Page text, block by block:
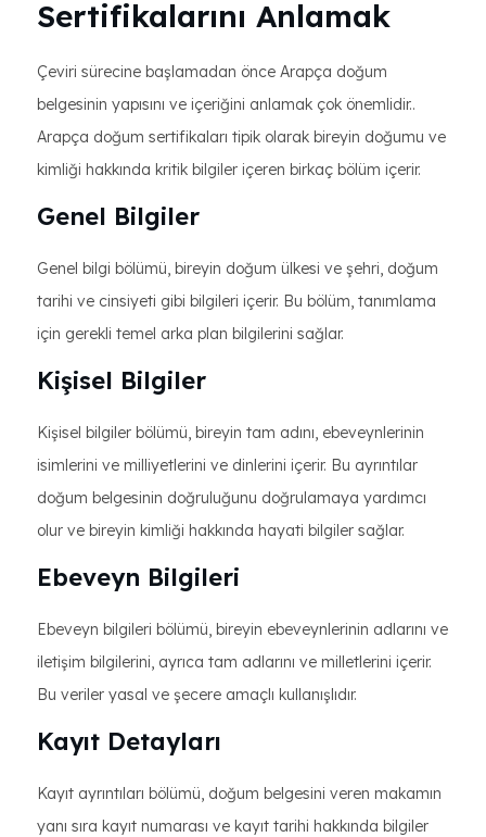
Sertifikalarını Anlamak
Çeviri sürecine başlamadan önce Arapça doğum
belgesinin yapısını ve içeriğini anlamak çok önemlidir..
Arapça doğum sertifikaları tipik olarak bireyin doğumu ve
kimliği hakkında kritik bilgiler içeren birkaç bölüm içerir.
Genel Bilgiler
Genel bilgi bölümü, bireyin doğum ülkesi ve şehri, doğum
tarihi ve cinsiyeti gibi bilgileri içerir. Bu bölüm, tanımlama
için gerekli temel arka plan bilgilerini sağlar.
Kişisel Bilgiler
Kişisel bilgiler bölümü, bireyin tam adını, ebeveynlerinin
isimlerini ve milliyetlerini ve dinlerini içerir. Bu ayrıntılar
doğum belgesinin doğruluğunu doğrulamaya yardımcı
olur ve bireyin kimliği hakkında hayati bilgiler sağlar.
Ebeveyn Bilgileri
Ebeveyn bilgileri bölümü, bireyin ebeveynlerinin adlarını ve
iletişim bilgilerini, ayrıca tam adlarını ve milletlerini içerir.
Bu veriler yasal ve şecere amaçlı kullanışlıdır.
Kayıt Detayları
Kayıt ayrıntıları bölümü, doğum belgesini veren makamın
yanı sıra kayıt numarası ve kayıt tarihi hakkında bilgiler